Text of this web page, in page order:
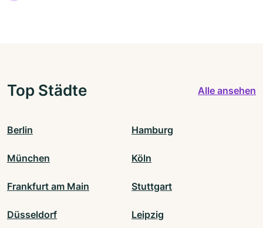
Top Städte Alle ansehen
Berlin Hamburg
München Köln
Frankfurt am Main Stuttgart
Düsseldorf Leipzig